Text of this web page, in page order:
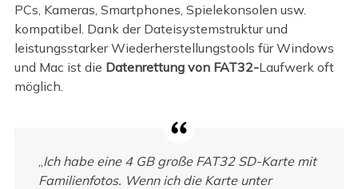
PCs, Kameras, Smartphones, Spielekonsolen usw.
kompatibel. Dank der Dateisystemstruktur und
leistungsstarker Wiederherstellungstools für Windows
und Mac ist die Datenrettung von FAT32-Laufwerk oft
möglich.
Ich habe eine 4 GB große FAT32 SD-Karte mit
Familienfotos. Wenn ich die Karte unter